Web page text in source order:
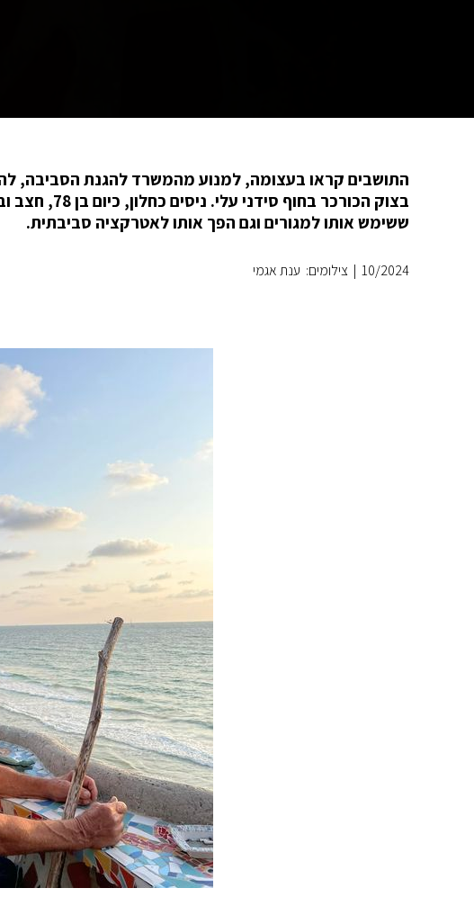
התושבים קראו בעצומה, למנוע מהמשרד להגנת הסביבה,
ששימש אותו למגורים וגם הפך אותו לאטרקציה סביבתית.
10/2024
| צילומים: ענת אגמי